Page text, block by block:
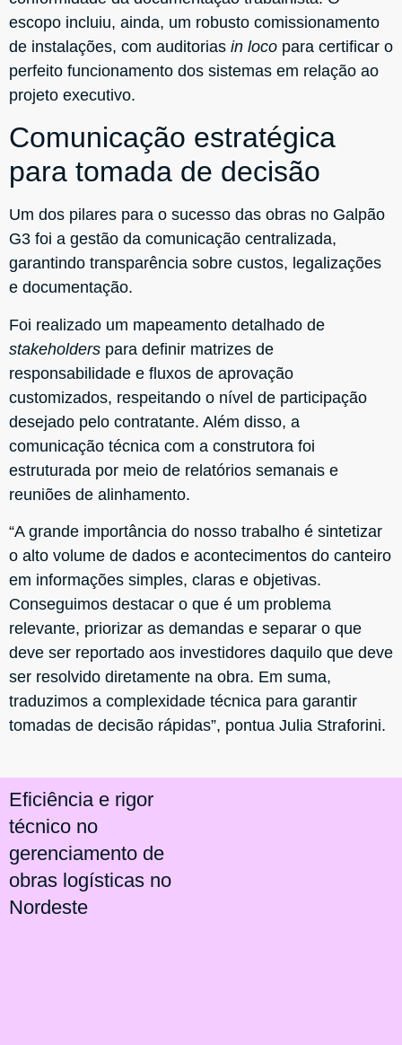
escopo incluiu, ainda, um robusto comissionamento
de instalações, com auditorias in loco para certificar o
perfeito funcionamento dos sistemas em relação ao
projeto executivo.
Comunicação estratégica
para tomada de decisão
Um dos pilares para o sucesso das obras no Galpão
G3 foi a gestão da comunicação centralizada,
garantindo transparência sobre custos, legalizações
e documentação.
Foi realizado um mapeamento detalhado de
stakeholders para definir matrizes de
responsabilidade e fluxos de aprovação
customizados, respeitando o nível de participação
desejado pelo contratante. Além disso, a
comunicação técnica com a construtora foi
estruturada por meio de relatórios semanais e
reuniões de alinhamento.
“A grande importância do nosso trabalho é sintetizar
o alto volume de dados e acontecimentos do canteiro
em informações simples, claras e objetivas.
Conseguimos destacar o que é um problema
relevante, priorizar as demandas e separar o que
deve ser reportado aos investidores daquilo que deve
ser resolvido diretamente na obra. Em suma,
traduzimos a complexidade técnica para garantir
tomadas de decisão rápidas”, pontua Julia Straforini.
Eficiência e rigor
técnico no
gerenciamento de
obras logísticas no
Nordeste